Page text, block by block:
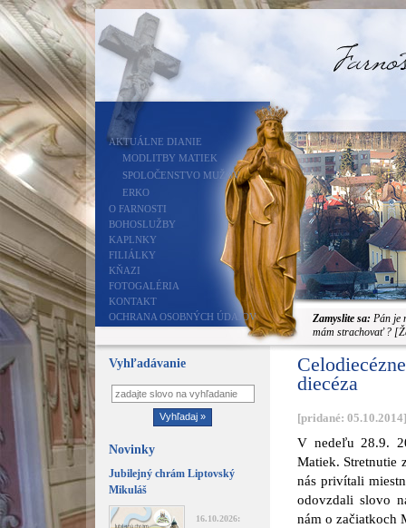
AKTUÁLNE DIANIE
MODLITBY MATIEK
SPOLOČENSTVO MUŽOV
ERKO
O FARNOSTI
BOHOSLUŽBY
KAPLNKY
FILIÁLKY
KŇAZI
FOTOGALÉRIA
KONTAKT
OCHRANA OSOBNÝCH ÚDAJOV
Zamyslite sa: Pán je
mám strachovať ?
diecéza
[pridané: 05.10.2014]
V nedeľu 28.9.
Matiek. Stretnutie
nás privítali
odovzdali slovo
nám o začiatkoch
Vyhľadávanie
Novinky
Jubilejný chrám Liptovský
Mikuláš
16.10.2026: